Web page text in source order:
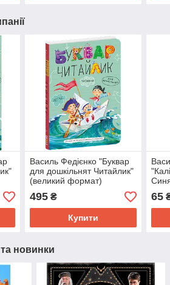
Василь Федієнко "Буквар
для дошкільнят Читайлик"
(великий формат)
495₴
Купити
65
та новинки